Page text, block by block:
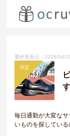
最終更新日：2026/04/
決定
毎日通勤が大変な
いものを探してい